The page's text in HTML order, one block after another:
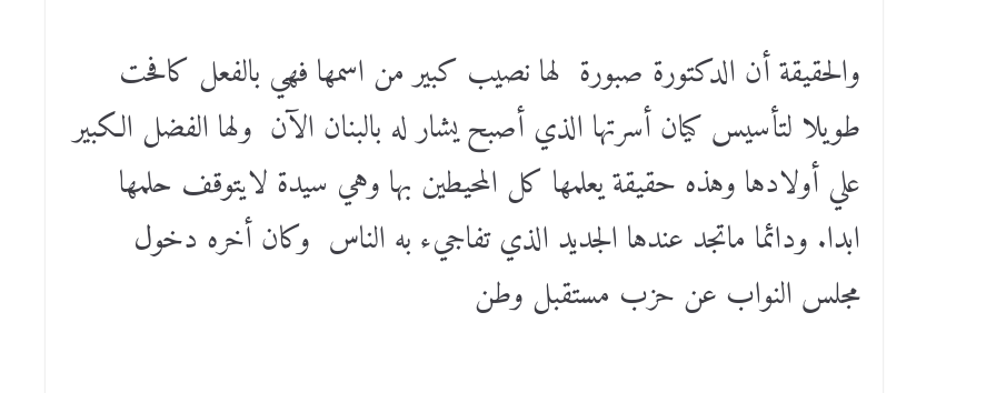
والحقيقة أن الدكتورة صبورة لها نصيب كبير من اسمها فهي بالفعل كافحت
طويلا لتأسيس كيان أسرتها الذي أصبح يشار له بالبنان الآن ولها الفضل الكبير
علي أولادها وهذه حقيقة يعلمها كل المحيطين بها وهي سيدة لايتوقف حلمها
ابدا. ودائما ماتجد عندها الجديد الذي تفاجيء به الناس وكان أخره دخول
مجلس النواب عن حزب مستقبل وطن